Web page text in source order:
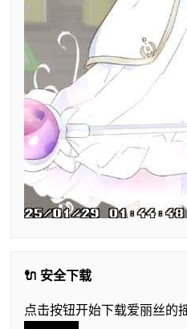
🔌 安全下载
点击按钮开始下载爱丽丝